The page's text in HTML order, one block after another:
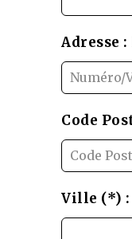
Adresse
Code
Ville (*) :